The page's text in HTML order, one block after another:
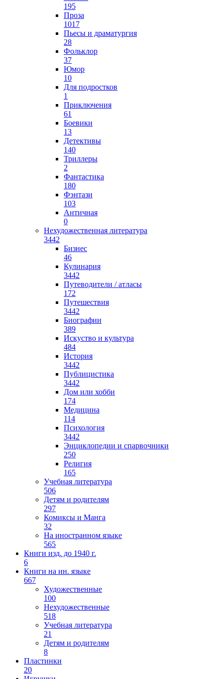
195
Проза
1017
Пьесы и драматургия
28
Фольклор
37
Юмор
10
Для подростков
1
Приключения
61
Боевики
13
Детективы
140
Триллеры
2
Фантастика
180
Фэнтази
103
Античная
0
Нехудожественная литература
3442
Бизнес
46
Кулинария
3442
Путеводители / атласы
172
Путешествия
3442
Биографии
389
Искуство и культура
484
История
3442
Публицистика
3442
Дом или хобби
174
Медицина
114
Психология
3442
Энциклопедии и спарвочники
250
Религия
165
Учебная литература
506
Детям и родителям
297
Комиксы и Манга
32
На иностранном языке
565
Книги изд. до 1940 г.
6
Книги на ин. языке
667
Художественные
100
Нехудожественные
518
Учебная литература
21
Детям и родителям
8
Пластинки
20